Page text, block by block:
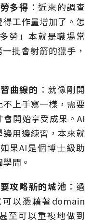
多得 ：近來的調查
工作量增加了。怎
勞」本就是職場常
批會射箭的獵手，
曲線的 ：就像剛開
上手寫一樣，需要
開始享受成果。AI
用邊練習，本來就
果AI是個博士級助
問。
攻略新的城池 ：過
以憑藉著domain
至可以重複地做到